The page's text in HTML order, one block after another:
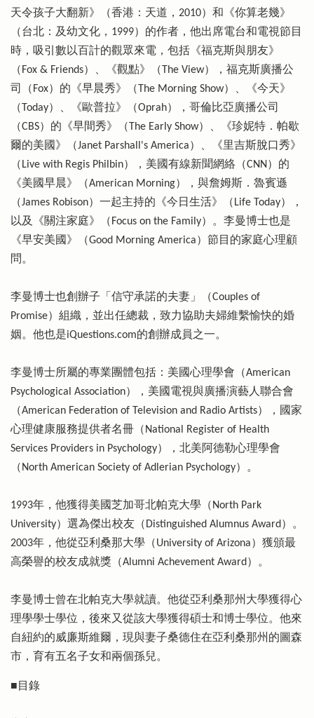
天令孩子大翻新》（香港：天道，2010）和《你算老幾》
（台北：及幼文化，1999）的作者，他出席電台和電視節目
時，吸引數以百計的觀眾來電，包括《福克斯與朋友》
（Fox & Friends）、《觀點》（The View），福克斯廣播公
司（Fox）的《早晨秀》（The Morning Show）、《今天》
（Today）、《歐普拉》（Oprah），哥倫比亞廣播公司
（CBS）的《早間秀》（The Early Show）、《珍妮特．帕歇
爾的美國》（Janet Parshall's America）、《里吉斯脫口秀》
（Live with Regis Philbin），美國有線新聞網絡（CNN）的
《美國早晨》（American Morning），與詹姆斯．魯賓遜
（James Robison）一起主持的《今日生活》（Life Today），
以及《關注家庭》（Focus on the Family）。李曼博士也是
《早安美國》（Good Morning America）節目的家庭心理顧
問。
李曼博士也創辦子「信守承諾的夫妻」（Couples of
Promise）組織，並出任總裁，致力協助夫婦維繫愉快的婚
姻。他也是iQuestions.com的創辦成員之一。
李曼博士所屬的專業團體包括：美國心理學會（American
Psychological Association），美國電視與廣播演藝人聯合會
（American Federation of Television and Radio Artists），國家
心理健康服務提供者名冊（National Register of Health
Services Providers in Psychology），北美阿德勒心理學會
（North American Society of Adlerian Psychology）。
1993年，他獲得美國芝加哥北帕克大學（North Park
University）選為傑出校友（Distinguished Alumnus Award）。
2003年，他從亞利桑那大學（University of Arizona）獲頒最
高榮譽的校友成就獎（Alumni Achevement Award）。
李曼博士曾在北帕克大學就讀。他從亞利桑那州大學獲得心
理學學士學位，後來又從該大學獲得碩士和博士學位。他來
自紐約的威廉斯維爾，現與妻子桑德住在亞利桑那州的圖森
市，育有五名子女和兩個孫兒。
■目錄